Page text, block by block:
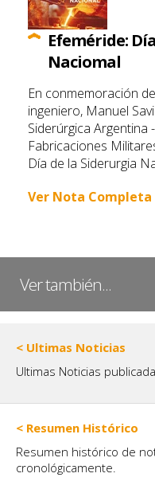
Efeméride:
Naciomal
En conmemoración
ingeniero, Manuel
Siderúrgica Argentina
Fabricaciones
Día de la Siderurgia
Ver Nota Completa
Ver también...
< Ultimas Noticias
Ultimas Noticias
< Resumen Histórico
Resumen histórico de
cronológicamente.